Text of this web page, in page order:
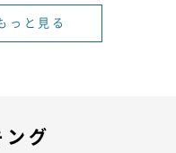
っと見る
ング